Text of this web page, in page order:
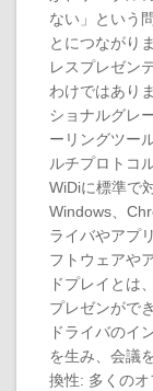
ない」という
とにつながり
レスプレゼン
わけではあり
ショナルグレ
ーリングツー
ルチプロトコ
WiDiに標準で
Windows、
ライバやアプ
フトウェアや
ドプレイとは
プレゼンがで
ドライバのイ
を生み、会議
換性: 多くの